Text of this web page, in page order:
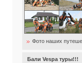
Фото наших
Бали Vespa туры!!!